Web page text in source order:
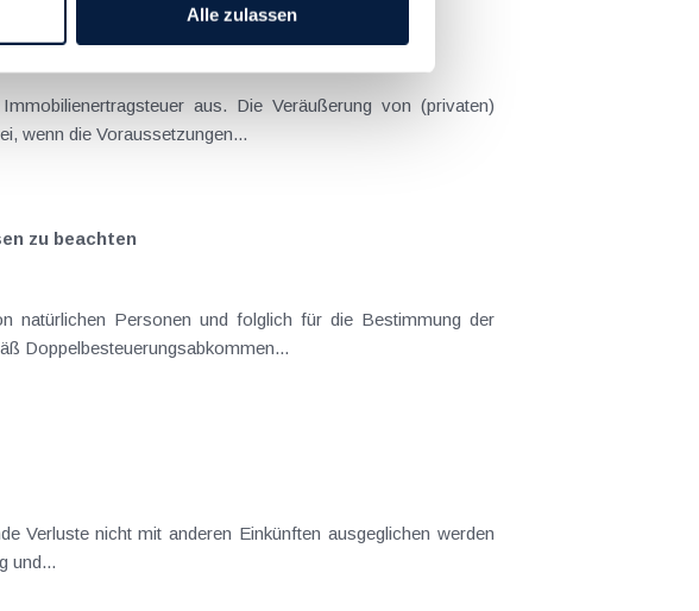
Alle zulassen
aus. Die Veräußerung von (privaten)
wenn die Voraussetzungen...
zu beachten
natürlichen Personen und folglich für die Bestimmung der
Doppelbesteuerungsabkommen...
Verluste aus der Vermietung und...